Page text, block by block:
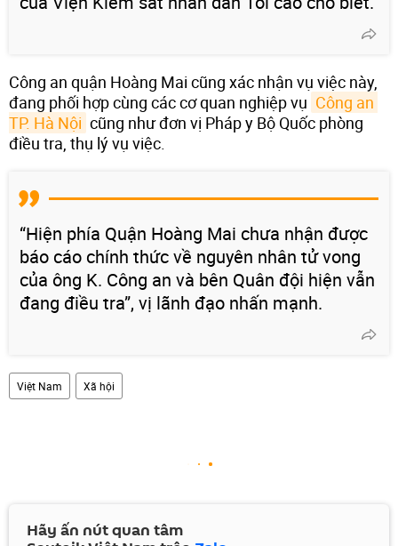
Công an quận Hoàng Mai cũng xác nhận vụ việc này,
đang phối hợp cùng các cơ quan nghiệp vụ Công an
TP. Hà Nội cũng như đơn vị Pháp y Bộ Quốc phòng
điều tra, thụ lý vụ việc.
“Hiện phía Quận Hoàng Mai chưa nhận được
báo cáo chính thức về nguyên nhân tử vong
của ông K. Công an và bên Quân đội hiện vẫn
đang điều tra”, vị lãnh đạo nhấn mạnh.
Việt Nam Xã hội
Hãy ấn nút quan tâm